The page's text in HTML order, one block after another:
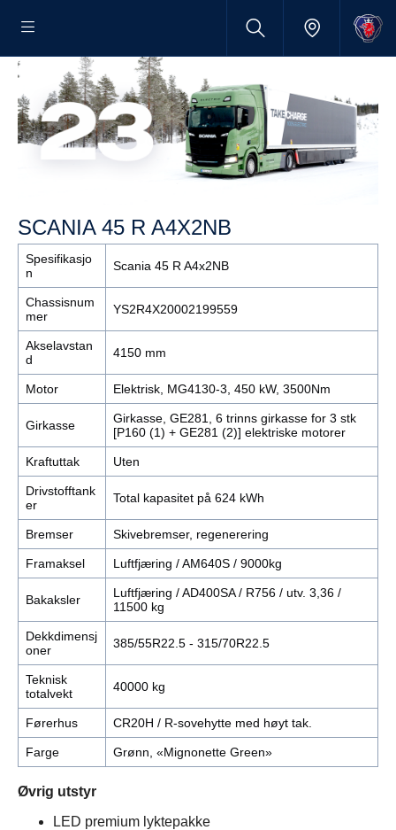
SCANIA 45 R A4X2NB
Spesifikasjo
n
Scania 45 R A4x2NB
Chassisnum
mer
YS2R4X20002199559
Akselavstan
d
4150 mm
Motor Elektrisk, MG4130-3, 450 kW, 3500Nm
Girkasse
Girkasse, GE281, 6 trinns girkasse for 3 stk
[P160 (1) + GE281 (2)] elektriske motorer
Kraftuttak Uten
Drivstofftank
er
Total kapasitet på 624 kWh
Bremser Skivebremser, regenerering
Framaksel Luftfjæring / AM640S / 9000kg
Bakaksler
Luftfjæring / AD400SA / R756 / utv. 3,36 /
11500 kg
Dekkdimensj
oner
385/55R22.5 - 315/70R22.5
Teknisk
totalvekt
40000 kg
Førerhus CR20H / R-sovehytte med høyt tak.
Farge Grønn, «Mignonette Green»
Øvrig utstyr
LED premium lyktepakke